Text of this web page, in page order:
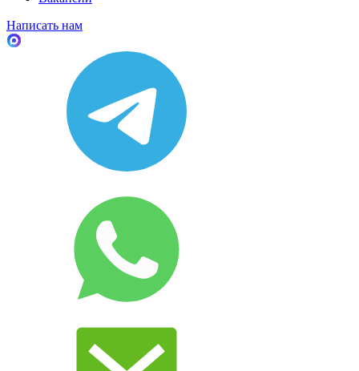
Написать нам